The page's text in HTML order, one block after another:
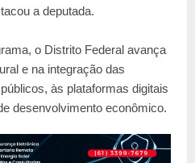
a deputada.
o Distrito Federal avança
e na integração das
às plataformas digitais
desenvolvimento econômico.